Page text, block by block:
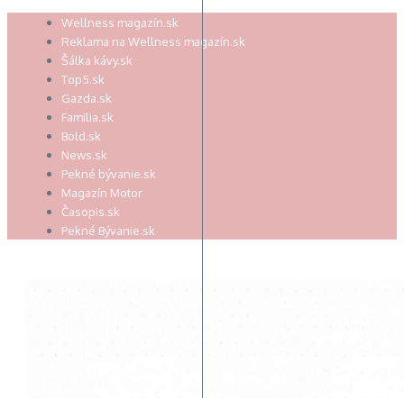
Preskočiť Wellness magazín.sk
Reklama na Wellness magazín.sk
Šálka kávy.sk
Top5.sk
Gazda.sk
Familia.sk
Bold.sk
News.sk
Pekné bývanie.sk
Magazín Motor
Časopis.sk
Pekné Bývanie.sk